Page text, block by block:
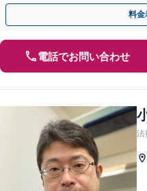
料金
電話でお問い合わせ
法